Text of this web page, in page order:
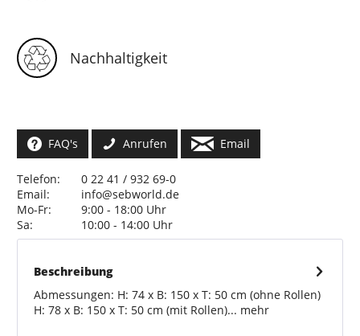
Nachhaltigkeit
FAQ's Anrufen Email
Telefon:
0 22 41 / 932 69-0
Email:
info@sebworld.de
Mo-Fr:
9:00 - 18:00 Uhr
Sa:
10:00 - 14:00 Uhr
Beschreibung
Abmessungen: H: 74 x B: 150 x T: 50 cm (ohne Rollen)
H: 78 x B: 150 x T: 50 cm (mit Rollen)... mehr